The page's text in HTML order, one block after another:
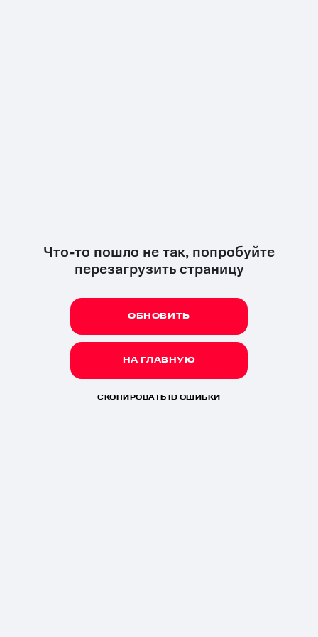
Что-то пошло не так, попробуйте
перезагрузить страницу
ОБНОВИТЬ
НА ГЛАВНУЮ
СКОПИРОВАТЬ ID ОШИБКИ